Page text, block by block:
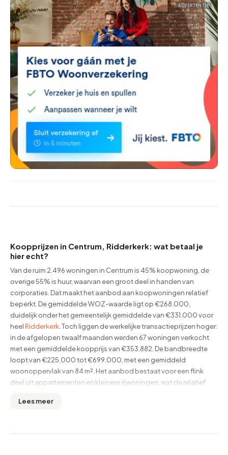
ADVERTENTIE
Koopprijzen in Centrum, Ridderkerk: wat betaal je
hier echt?
Van de ruim 2.496 woningen in Centrum is 45% koopwoning, de
overige 55% is huur, waarvan een groot deel in handen van
corporaties. Dat maakt het aanbod aan koopwoningen relatief
beperkt. De gemiddelde WOZ-waarde ligt op €268.000,
duidelijk onder het gemeentelijk gemiddelde van €331.000 voor
heel Ridderkerk . Toch liggen de werkelijke transactieprijzen hoger:
in de afgelopen twaalf maanden werden 67 woningen verkocht
met een gemiddelde koopprijs van €353.882. De bandbreedte
loopt van €225.000 tot €699.000, met een gemiddeld
woonoppervlak van 84 m². Het aanbod bestaat voor een flink
deel uit appartementen en kleinere rijwoningen, wat de relatief
de huidige vraagprijzen bovenaan deze pagina.
weten
Lees meer